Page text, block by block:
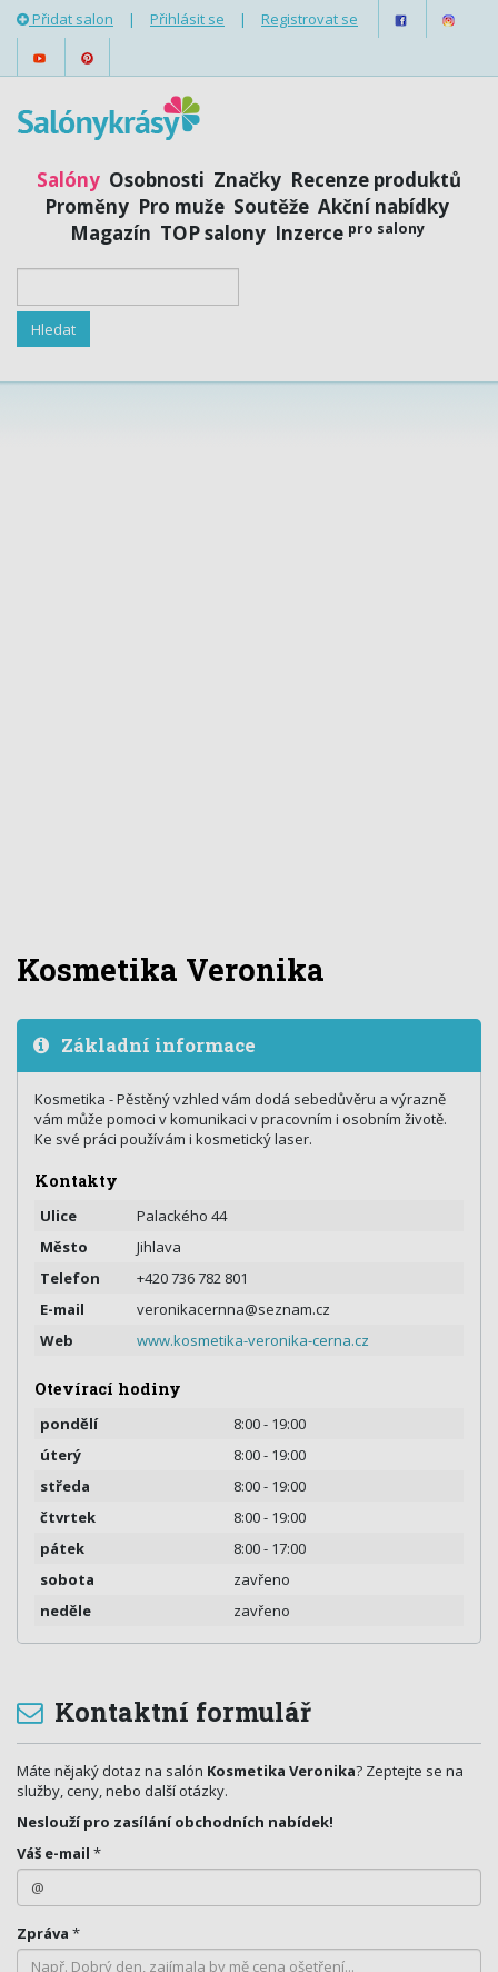
Přidat salon | Přihlásit se | Registrovat se
Salóny Osobnosti Značky Recenze produktů
Proměny Pro muže Soutěže Akční nabídky
Magazín TOP salony Inzerce pro salony
Kosmetika Veronika
Základní informace
Kosmetika - Pěstěný vzhled vám dodá sebedůvěru a výrazně
vám může pomoci v komunikaci v pracovním i osobním životě.
Ke své práci používám i kosmetický laser.
Kontakty
Ulice
Palackého 44
Město
Jihlava
Telefon
+420 736 782 801
E-mail
veronikacernna@seznam.cz
Web
www.kosmetika-veronika-cerna.cz
Otevírací hodiny
pondělí
8:00 - 19:00
úterý
8:00 - 19:00
středa
8:00 - 19:00
čtvrtek
8:00 - 19:00
pátek
8:00 - 17:00
sobota
zavřeno
neděle
zavřeno
Kontaktní formulář
Máte nějaký dotaz na salón Kosmetika Veronika? Zeptejte se na
služby, ceny, nebo další otázky.
Neslouží pro zasílání obchodních nabídek!
Váš e-mail *
Zpráva *